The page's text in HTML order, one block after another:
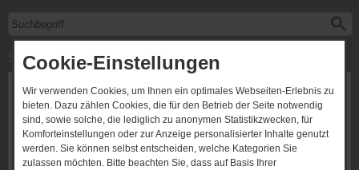
Cookie-Einstellungen
Wir verwenden Cookies, um Ihnen ein optimales Webseiten-Erlebnis zu
bieten. Dazu zählen Cookies, die für den Betrieb der Seite notwendig
sind, sowie solche, die lediglich zu anonymen Statistikzwecken, für
Komforteinstellungen oder zur Anzeige personalisierter Inhalte genutzt
werden. Sie können selbst entscheiden, welche Kategorien Sie
zulassen möchten. Bitte beachten Sie, dass auf Basis Ihrer
Start »Verwaltungseinheiten » Sonstiges
Sonstiges
Adresse
Ladenberg 7
01816 Bad Gottleuba-Berggießhübel